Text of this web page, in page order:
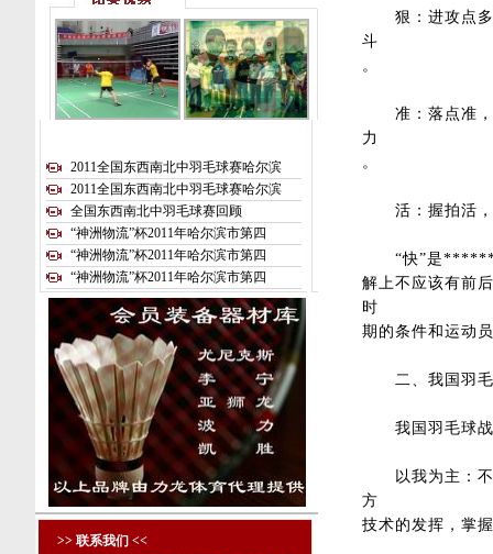
2011全国东西南北中羽毛球赛哈尔滨
2011全国东西南北中羽毛球赛哈尔滨
全国东西南北中羽毛球赛回顾
“神洲物流”杯2011年哈尔滨市第四
“神洲物流”杯2011年哈尔滨市第四
“神洲物流”杯2011年哈尔滨市第四
>> 联系我们 <<
狠：进攻点多
斗
。
准：落点准，
力
。
活：握拍活，
“快”是******位
解上不应该有前
时
期的条件和运动
二、我国羽毛
我国羽毛球战
以我为主：不
方
技术的发挥，掌